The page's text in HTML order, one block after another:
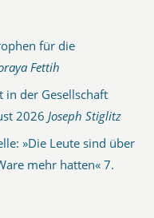
für die
Fettih
in der Gesellschaft
2026 Joseph Stiglitz
»Die Leute sind über
mehr hatten« 7.